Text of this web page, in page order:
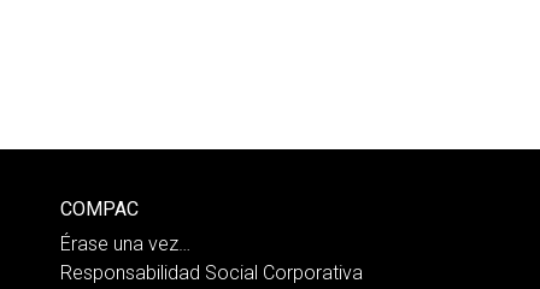
COMPAC
Érase una vez…
Responsabilidad Social Corporativa